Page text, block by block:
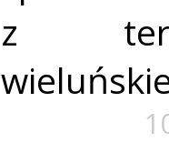
z